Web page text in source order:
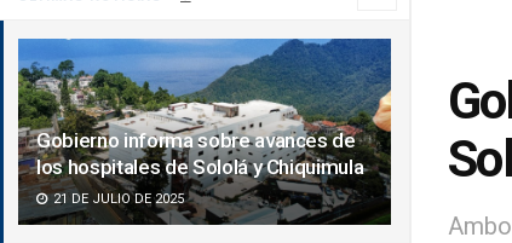
Gobierno informa sobre avances de
los hospitales de Sololá y Chiquimula
21 DE JULIO DE 2025